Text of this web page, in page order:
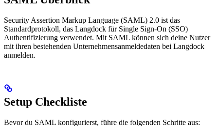
Security Assertion Markup Language (SAML) 2.0 ist das
Standardprotokoll, das Langdock für Single Sign-On (SSO)
Authentifizierung verwendet. Mit SAML können sich deine Nutzer
mit ihren bestehenden Unternehmensanmeldedaten bei Langdock
anmelden.
Setup Checkliste
Bevor du SAML konfigurierst, führe die folgenden Schritte aus: